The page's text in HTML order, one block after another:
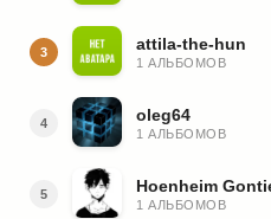
3 attila-the-hun
1 АЛЬБОМОВ
4 oleg64
1 АЛЬБОМОВ
5 Hoenheim
1 АЛЬБОМОВ